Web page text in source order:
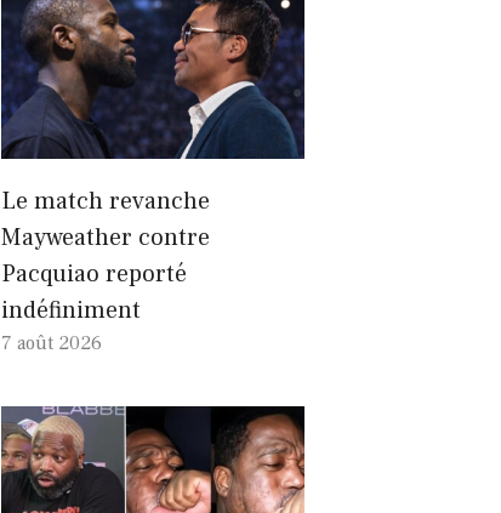
Le match revanche
Mayweather contre
Pacquiao reporté
indéfiniment
7 août 2026